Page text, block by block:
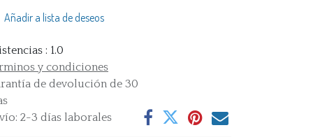
Añadir a lista de deseos
: 1.0
y condiciones
de devolución de 30
2-3 días laborales